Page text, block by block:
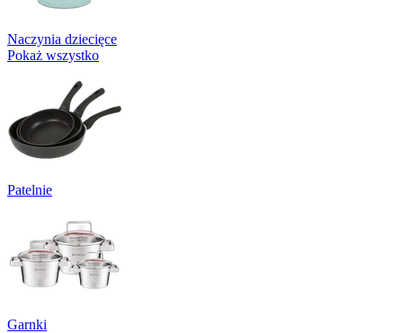
Naczynia dziecięce
Pokaż wszystko
Patelnie
Garnki